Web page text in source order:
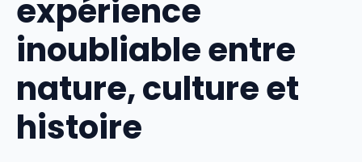
expérience
inoubliable entre
nature, culture et
histoire